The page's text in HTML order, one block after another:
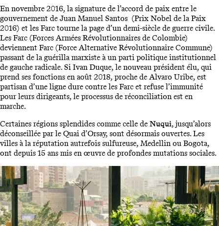
En novembre 2016, la signature de l’accord de paix entre le
gouvernement de Juan Manuel Santos (Prix Nobel de la Paix
2016) et les Farc tourne la page d’un demi-siècle de guerre civile.
Les Farc (Forces Armées Révolutionnaires de Colombie)
deviennent Farc (Force Alternative Révolutionnaire Commune)
passant de la guérilla marxiste à un parti politique institutionnel
de gauche radicale. Si Ivan Duque, le nouveau président élu, qui
prend ses fonctions en août 2018, proche de Alvaro Uribe, est
partisan d’une ligne dure contre les Farc et refuse l’immunité
pour leurs dirigeants, le processus de réconciliation est en
marche.
Certaines régions splendides comme celle de Nuqui, jusqu’alors
déconseillée par le Quai d’Orsay, sont désormais ouvertes. Les
villes à la réputation autrefois sulfureuse, Medellin ou Bogota,
ont depuis 15 ans mis en œuvre de profondes mutations sociales.